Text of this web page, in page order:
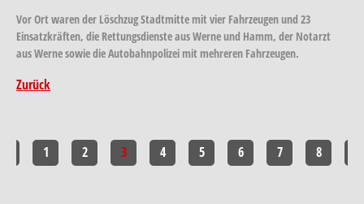
Vor Ort waren der Löschzug Stadtmitte mit vier Fahrzeugen und 23
Einsatzkräften, die Rettungsdienste aus Werne und Hamm, der Notarzt
aus Werne sowie die Autobahnpolizei mit mehreren Fahrzeugen.
Zurück
1 2 3 4 5 6 7 8